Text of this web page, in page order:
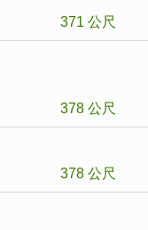
371 公尺
378 公尺
378 公尺